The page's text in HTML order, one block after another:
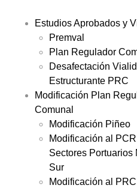
Estudios Aprobados y
Premval
Plan Regulador
Desafectación
Estructurante PRC
Modificación Plan
Comunal
Modificación Piñeo
Modificación al
Sectores Portuarios
Sur
Modificación al PRC